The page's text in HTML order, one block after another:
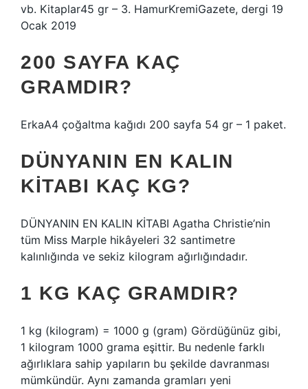
vb. Kitaplar45 gr – 3. HamurKremiGazete, dergi 19
Ocak 2019
200 SAYFA KAÇ
GRAMDIR?
ErkaA4 çoğaltma kağıdı 200 sayfa 54 gr – 1 paket.
DÜNYANIN EN KALIN
KITABI KAÇ KG?
DÜNYANIN EN KALIN KİTABI Agatha Christie’nin
tüm Miss Marple hikâyeleri 32 santimetre
kalınlığında ve sekiz kilogram ağırlığındadır.
1 KG KAÇ GRAMDIR?
1 kg (kilogram) = 1000 g (gram) Gördüğünüz gibi,
1 kilogram 1000 grama eşittir. Bu nedenle farklı
ağırlıklara sahip yapıların bu şekilde davranması
mümkündür. Aynı zamanda gramları yeni